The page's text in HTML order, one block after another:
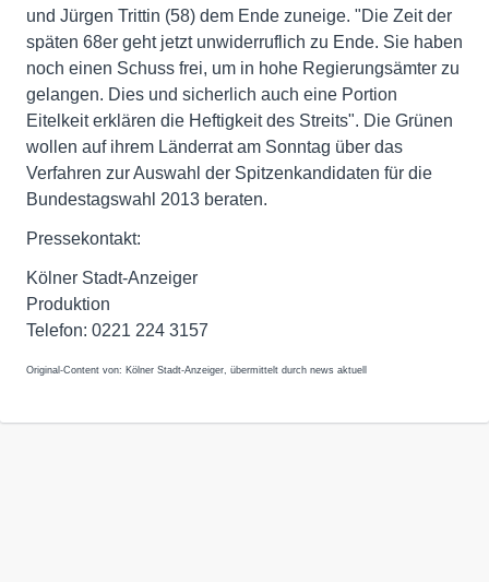
und Jürgen Trittin (58) dem Ende zuneige. "Die Zeit der
späten 68er geht jetzt unwiderruflich zu Ende. Sie haben
noch einen Schuss frei, um in hohe Regierungsämter zu
gelangen. Dies und sicherlich auch eine Portion
Eitelkeit erklären die Heftigkeit des Streits". Die Grünen
wollen auf ihrem Länderrat am Sonntag über das
Verfahren zur Auswahl der Spitzenkandidaten für die
Bundestagswahl 2013 beraten.
Pressekontakt:
Kölner Stadt-Anzeiger
Produktion
Telefon: 0221 224 3157
Original-Content von: Kölner Stadt-Anzeiger, übermittelt durch news aktuell